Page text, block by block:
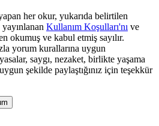
her okur, yukarıda belirtilen
Kullanım Koşulları'nı ve
okumuş ve kabul etmiş sayılır.
yorum kurallarına uygun
saygı, nezaket, birlikte yaşama
şekilde paylaştığınız için teşekkür